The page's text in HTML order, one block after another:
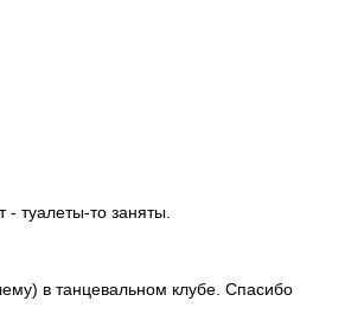
- туалеты-то заняты.
в танцевальном клубе. Спасибо